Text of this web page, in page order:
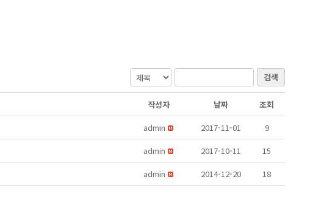
검색
작성자 날짜
조회
admin 2017-11-01
9
admin 2017-10-11
15
admin 2014-12-20 18